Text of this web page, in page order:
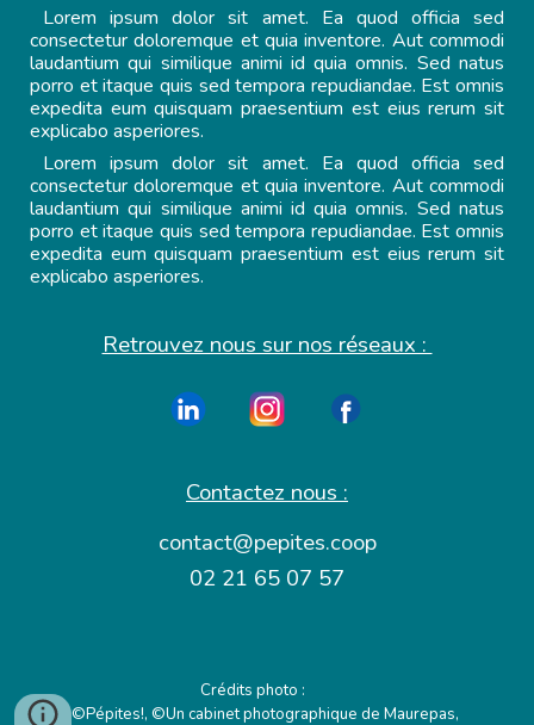
Lorem ipsum dolor sit amet. Ea quod officia sed
consectetur doloremque et quia inventore. Aut commodi
laudantium qui similique animi id quia omnis. Sed natus
porro et itaque quis sed tempora repudiandae. Est omnis
expedita eum quisquam praesentium est eius rerum sit
explicabo asperiores.
Lorem ipsum dolor sit amet. Ea quod officia sed
consectetur doloremque et quia inventore. Aut commodi
laudantium qui similique animi id quia omnis. Sed natus
porro et itaque quis sed tempora repudiandae. Est omnis
expedita eum quisquam praesentium est eius rerum sit
explicabo asperiores.
Retrouvez nous sur nos réseaux :
Contactez nous :
contact@pepites.coop
02 21 65 07 57
Crédits photo :
©Pépites!, ©Un cabinet photographique de Maurepas,